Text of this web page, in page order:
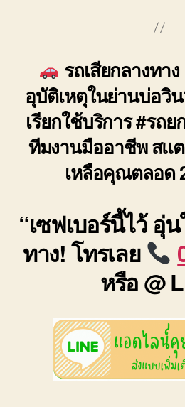
รถเสียกลางทา
อุบัติเหตุในย่านบ่อวิ
เรียกใช้บริการ #รถ
ทีมงานมืออาชีพ สแ
เหลือคุณตลอด
“เซฟเบอร์นี้ไว้ อุ่
ทาง! โทรเลย
หรือ @